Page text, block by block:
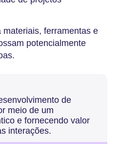
materiais, ferramentas e
potencialmente
de
meio de um
e fornecendo valor
interações.